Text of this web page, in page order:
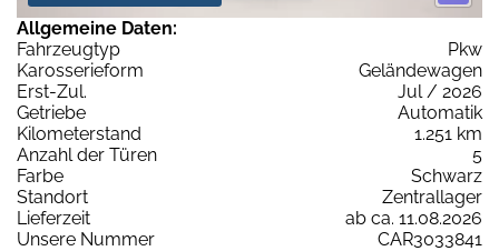
Allgemeine Daten:
Fahrzeugtyp
Pkw
Karosserieform
Geländewagen
Erst-Zul.
Jul / 2026
Getriebe
Automatik
Kilometerstand
1.251 km
Anzahl der Türen
5
Farbe
Schwarz
Standort
Zentrallager
Lieferzeit
ab ca. 11.08.2026
Unsere Nummer
CAR3033841